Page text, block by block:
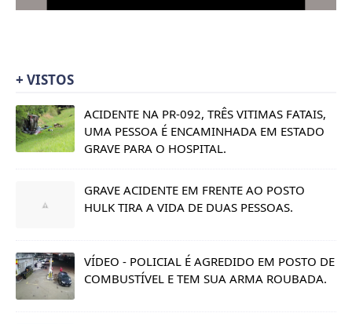
+ VISTOS
ACIDENTE NA PR-092, TRÊS VITIMAS FATAIS,
UMA PESSOA É ENCAMINHADA EM ESTADO
GRAVE PARA O HOSPITAL.
GRAVE ACIDENTE EM FRENTE AO POSTO
HULK TIRA A VIDA DE DUAS PESSOAS.
VÍDEO - POLICIAL É AGREDIDO EM POSTO DE
COMBUSTÍVEL E TEM SUA ARMA ROUBADA.